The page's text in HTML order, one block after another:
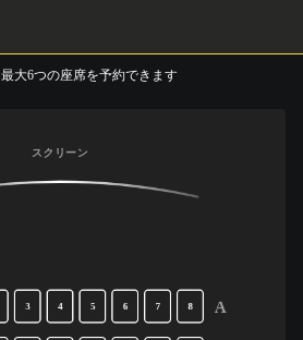
最大6つの座席を予約できます
スクリーン
A
3 4 5 6 7 8